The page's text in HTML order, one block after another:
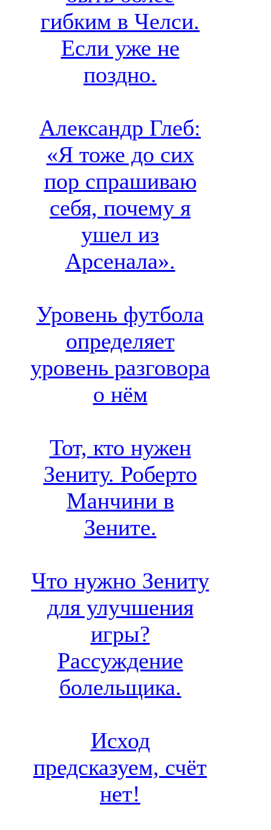
гибким в Челси.
Если уже не
поздно.
Александр Глеб:
«Я тоже до сих
пор спрашиваю
себя, почему я
ушел из
Арсенала».
Уровень футбола
определяет
уровень разговора
о нём
Тот, кто нужен
Зениту. Роберто
Манчини в
Зените.
Что нужно Зениту
для улучшения
игры?
Рассуждение
болельщика.
Исход
предсказуем, счёт
нет!